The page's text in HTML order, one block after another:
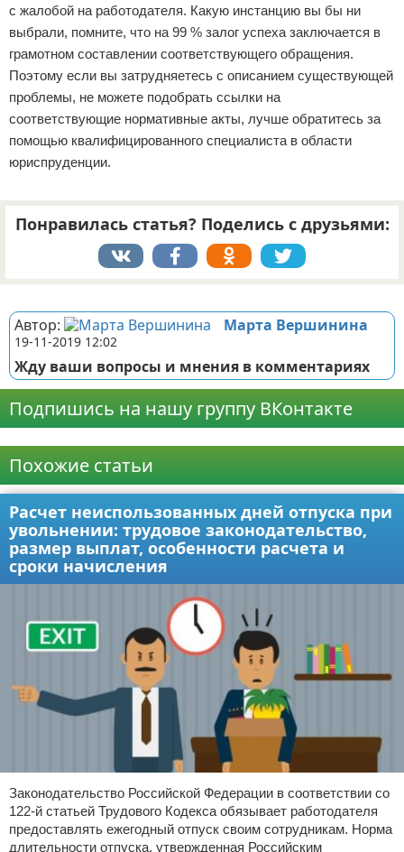
с жалобой на работодателя. Какую инстанцию вы бы ни
выбрали, помните, что на 99 % залог успеха заключается в
грамотном составлении соответствующего обращения.
Поэтому если вы затрудняетесь с описанием существующей
проблемы, не можете подобрать ссылки на
соответствующие нормативные акты, лучше обратитесь за
помощью квалифицированного специалиста в области
юриспруденции.
Понравилась статья? Поделись с друзьями:
Автор: Марта Вершинина
19-11-2019 12:02
Жду ваши вопросы и мнения в комментариях
Подпишись на нашу группу ВКонтакте
Похожие статьи
Расчет неиспользованных дней отпуска при
увольнении: трудовое законодательство,
размер выплат, особенности расчета и
сроки начисления
Законодательство Российской Федерации в соответствии со
122-й статьей Трудового Кодекса обязывает работодателя
предоставлять ежегодный отпуск своим сотрудникам. Норма
длительности отпуска, утвержденная Российским